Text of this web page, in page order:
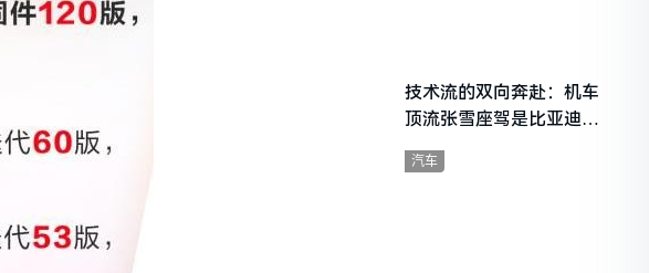
技术流的双向奔赴：机车
顶流张雪座驾是比亚迪秦
L
汽车